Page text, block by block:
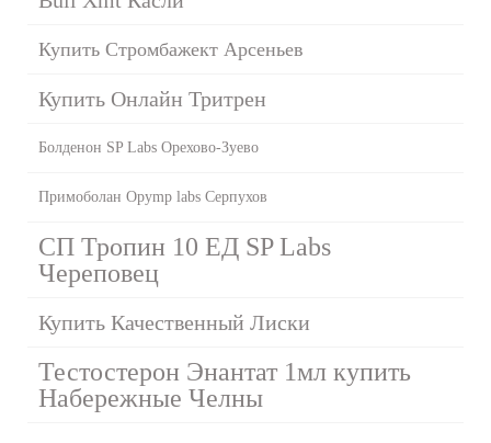
Купить Стромбажект Арсеньев
Купить Онлайн Тритрен
Болденон SP Labs Орехово-Зуево
Примоболан Opymp labs Серпухов
СП Тропин 10 ЕД SP Labs
Череповец
Купить Качественный Лиски
Тестостерон Энантат 1мл купить
Набережные Челны